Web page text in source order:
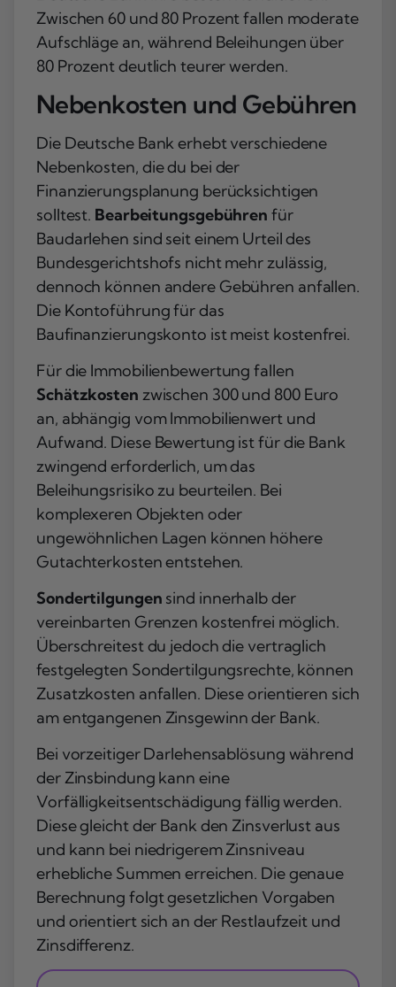
Zwischen 60 und 80 Prozent fallen moderate
Aufschläge an, während Beleihungen über
80 Prozent deutlich teurer werden.
Nebenkosten und Gebühren
Die Deutsche Bank erhebt verschiedene
Nebenkosten, die du bei der
Finanzierungsplanung berücksichtigen
solltest. Bearbeitungsgebühren für
Baudarlehen sind seit einem Urteil des
Bundesgerichtshofs nicht mehr zulässig,
dennoch können andere Gebühren anfallen.
Die Kontoführung für das
Baufinanzierungskonto ist meist kostenfrei.
Für die Immobilienbewertung fallen
Schätzkosten zwischen 300 und 800 Euro
an, abhängig vom Immobilienwert und
Aufwand. Diese Bewertung ist für die Bank
zwingend erforderlich, um das
Beleihungsrisiko zu beurteilen. Bei
komplexeren Objekten oder
ungewöhnlichen Lagen können höhere
Gutachterkosten entstehen.
Sondertilgungen sind innerhalb der
vereinbarten Grenzen kostenfrei möglich.
Überschreitest du jedoch die vertraglich
festgelegten Sondertilgungsrechte, können
Zusatzkosten anfallen. Diese orientieren sich
am entgangenen Zinsgewinn der Bank.
Bei vorzeitiger Darlehensablösung während
der Zinsbindung kann eine
Vorfälligkeitsentschädigung fällig werden.
Diese gleicht der Bank den Zinsverlust aus
und kann bei niedrigerem Zinsniveau
erhebliche Summen erreichen. Die genaue
Berechnung folgt gesetzlichen Vorgaben
und orientiert sich an der Restlaufzeit und
Zinsdifferenz.